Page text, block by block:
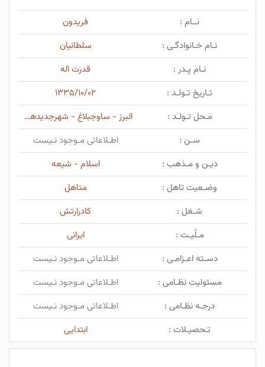
نــام :
فریدون
نـام خـانوادگـی :
سلطانیان
نـام پـدر :
قدرت اله
تـاریخ تـولـد :
۱۳۳۵/۱۰/۰۲
مـحل تـولـد :
البرز - ساوجبلاغ - شهرجدیدهشتگرد
سـن :
اطـلاعاتی مـوجود نـیست
دیـن و مـذهب :
اسلام - شیعه
وضـعیت تاهل :
متاهل
شـغل :
کادرارتش
مـلّیـت :
ایرانی
دسـته اعـزامـی :
اطـلاعاتی مـوجود نـیست
مسئولیت نظـامی :
اطـلاعاتی مـوجود نـیست
درجـه نظـامی :
اطـلاعاتی مـوجود نـیست
تـحصیـلات :
ابتدایی